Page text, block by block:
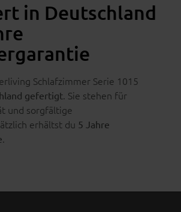
in Deutschland
Schlafzimmer Serie 1015
gefertigt. Sie stehen für
und sorgfältige
erhältst du 5 Jahre
.